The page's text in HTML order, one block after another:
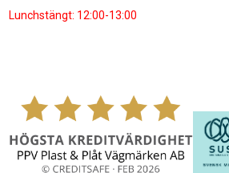
Lunchstängt: 12:00-13:00